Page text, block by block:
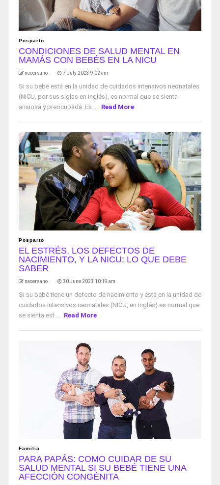
Posparto
CONDICIONES DE SALUD MENTAL EN
MAMÁS CON BEBÉS EN LA NICU
nacersano 7 July 2023 9:02 am
Si su bebé está en la unidad de cuidados intensivos neonatales
(NICU, por sus siglas en inglés), es normal que se sienta
ansiosa y preocupada. Es ... Read More
Posparto
EL ESTRÉS, LOS DEFECTOS DE
NACIMIENTO, Y LA NICU: LO QUE DEBE
SABER
nacersano 30 June 2023 10:19 am
Si su bebé tiene un defecto de nacimiento y está en la unidad de
cuidados intensivos neonatales (NICU, en inglés) es normal que
se sienta est ... Read More
Familia
PARA PAPÁS: COMO CUIDAR DE SU
SALUD MENTAL SI SU BEBÉ TIENE UNA
AFECCIÓN CONGÉNITA